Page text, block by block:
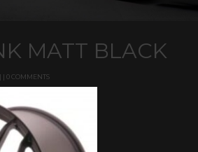
MATT BLACK
| 0 COMMENTS